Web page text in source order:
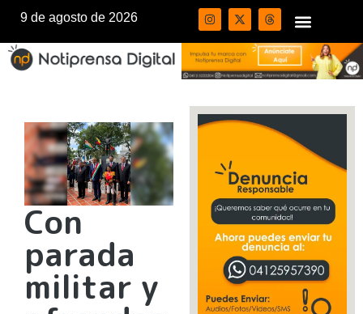
9 de agosto de 2026
Con
parada
militar y